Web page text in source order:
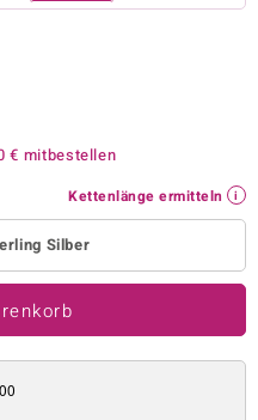
€ mitbestellen
Kettenlänge ermitteln
Silber